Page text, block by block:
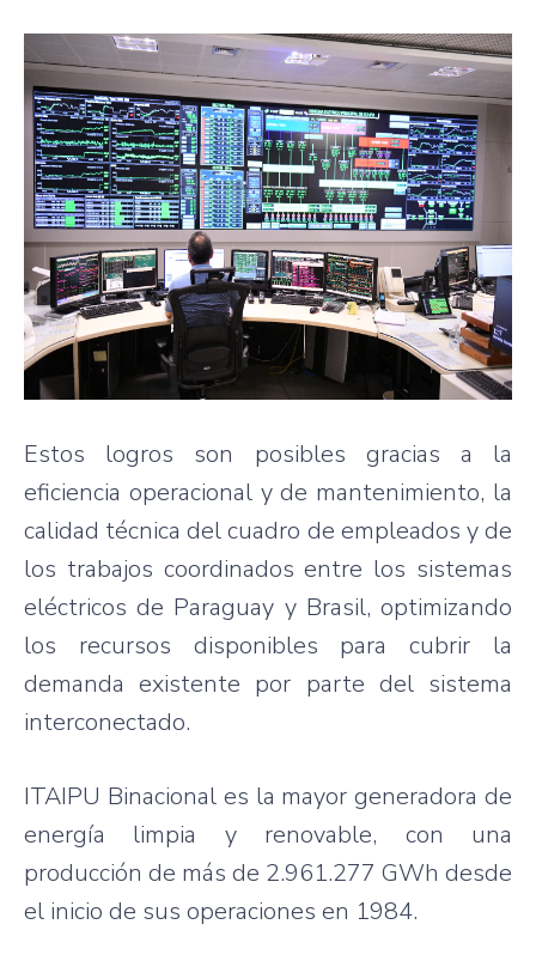
Estos logros son posibles gracias a la
eficiencia operacional y de mantenimiento, la
calidad técnica del cuadro de empleados y de
los trabajos coordinados entre los sistemas
eléctricos de Paraguay y Brasil, optimizando
los recursos disponibles para cubrir la
demanda existente por parte del sistema
interconectado.
ITAIPU Binacional es la mayor generadora de
energía limpia y renovable, con una
producción de más de 2.961.277 GWh desde
el inicio de sus operaciones en 1984.